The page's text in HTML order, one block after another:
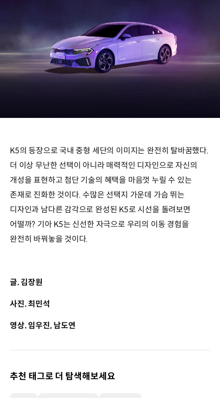
K5의 등장으로 국내 중형 세단의 이미지는 완전히 탈바꿈했다.
더 이상 무난한 선택이 아니라 매력적인 디자인으로 자신의
개성을 표현하고 첨단 기술의 혜택을 마음껏 누릴 수 있는
존재로 진화한 것이다. 수많은 선택지 가운데 가슴 뛰는
디자인과 남다른 감각으로 완성된 K5로 시선을 돌려보면
어떨까? 기아 K5는 신선한 자극으로 우리의 이동 경험을
완전히 바꿔놓을 것이다.
글. 김장원
사진. 최민석
영상. 임우진, 남도연
추천 태그로 더 탐색해보세요